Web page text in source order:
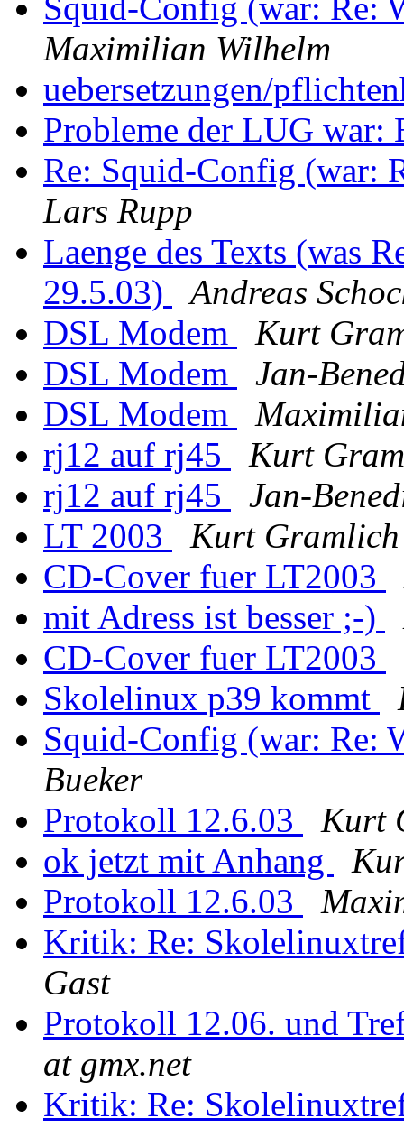
Squid-Config (war: Re:
Maximilian Wilhelm
uebersetzungen/
Probleme der LUG
Re: Squid-Config (war:
Lars Rupp
Laenge des Texts (was
29.5.03)
Andreas
DSL Modem
Kurt
DSL Modem
Jan-
DSL Modem
rj12 auf rj45
Kurt
rj12 auf rj45
Jan-
LT 2003
Kurt Gramlich
CD-Cover fuer LT2003
mit Adress ist besser ;-)
CD-Cover fuer LT2003
Skolelinux p39 kommt
Squid-Config (war: Re:
Bueker
Protokoll 12.6.03
Kurt
ok jetzt mit Anhang
Protokoll 12.6.03
Kritik: Re:
Gast
Protokoll 12.06. und
at gmx.net
Kritik: Re: